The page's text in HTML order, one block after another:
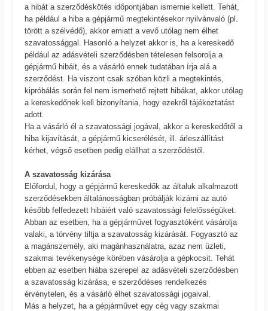
a hibát a szerződéskötés időpontjában ismernie kellett. Tehát,
ha például a hiba a gépjármű megtekintésekor nyilvánvaló (pl.
törött a szélvédő), akkor emiatt a vevő utólag nem élhet
szavatossággal. Hasonló a helyzet akkor is, ha a kereskedő
például az adásvételi szerződésben tételesen felsorolja a
gépjármű hibáit, és a vásárló ennek tudatában írja alá a
szerződést. Ha viszont csak szóban közli a megtekintés,
kipróbálás során fel nem ismerhető rejtett hibákat, akkor utólag
a kereskedőnek kell bizonyítania, hogy ezekről tájékoztatást
adott.
Ha a vásárló él a szavatossági jogával, akkor a kereskedőtől a
hiba kijavítását, a gépjármű kicserélését, ill. árleszállítást
kérhet, végső esetben pedig elállhat a szerződéstől.
A szavatosság kizárása
Előfordul, hogy a gépjármű kereskedők az általuk alkalmazott
szerződésekben általánosságban próbálják kizárni az autó
később felfedezett hibáiért való szavatossági felelősségüket.
Abban az esetben, ha a gépjárművet fogyasztóként vásárolja
valaki, a törvény tiltja a szavatosság kizárását. Fogyasztó az
a magánszemély, aki magánhasználatra, azaz nem üzleti,
szakmai tevékenysége körében vásárolja a gépkocsit. Tehát
ebben az esetben hiába szerepel az adásvételi szerződésben
a szavatosság kizárása, e szerződéses rendelkezés
érvénytelen, és a vásárló élhet szavatossági jogaival.
Más a helyzet, ha a gépjárművet egy cég vagy szakmai